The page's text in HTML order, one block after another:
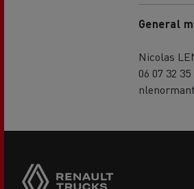
General
Nicolas
06 07 32 35